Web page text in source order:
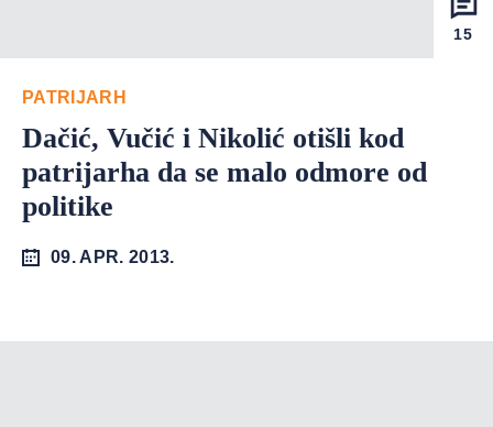
15
PATRIJARH
Dačić, Vučić i Nikolić otišli kod
patrijarha da se malo odmore od
politike
09. APR. 2013.